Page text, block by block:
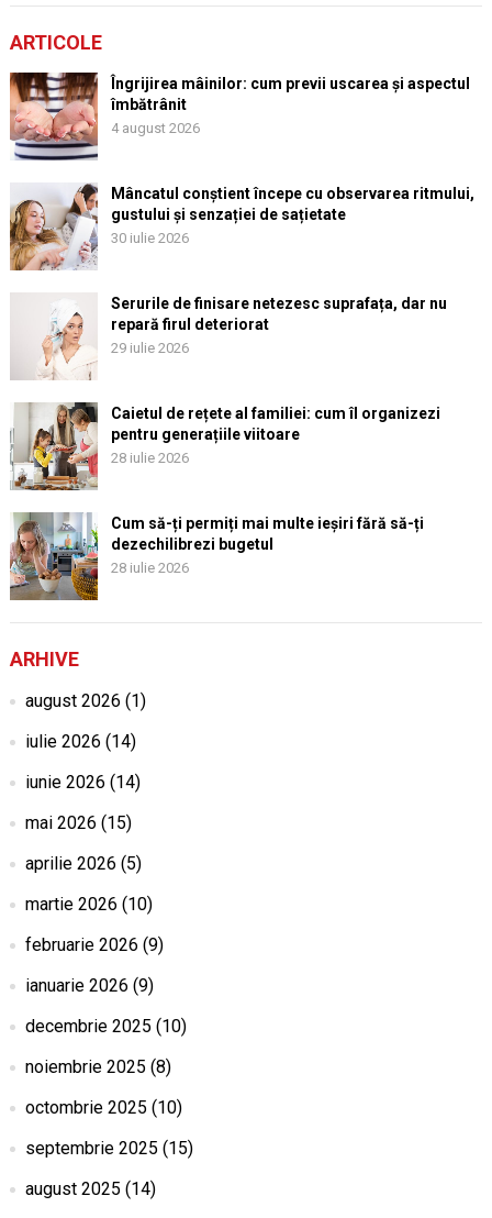
ARTICOLE
Îngrijirea mâinilor: cum previi uscarea și aspectul
îmbătrânit
4 august 2026
Mâncatul conștient începe cu observarea ritmului,
gustului și senzației de sațietate
30 iulie 2026
Serurile de finisare netezesc suprafața, dar nu
repară firul deteriorat
29 iulie 2026
Caietul de rețete al familiei: cum îl organizezi
pentru generațiile viitoare
28 iulie 2026
Cum să-ți permiți mai multe ieșiri fără să-ți
dezechilibrezi bugetul
28 iulie 2026
ARHIVE
august 2026 (1)
iulie 2026 (14)
iunie 2026 (14)
mai 2026 (15)
aprilie 2026 (5)
martie 2026 (10)
februarie 2026 (9)
ianuarie 2026 (9)
decembrie 2025 (10)
noiembrie 2025 (8)
octombrie 2025 (10)
septembrie 2025 (15)
august 2025 (14)